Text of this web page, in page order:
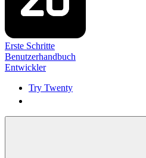
Erste Schritte
Benutzerhandbuch
Entwickler
Try Twenty